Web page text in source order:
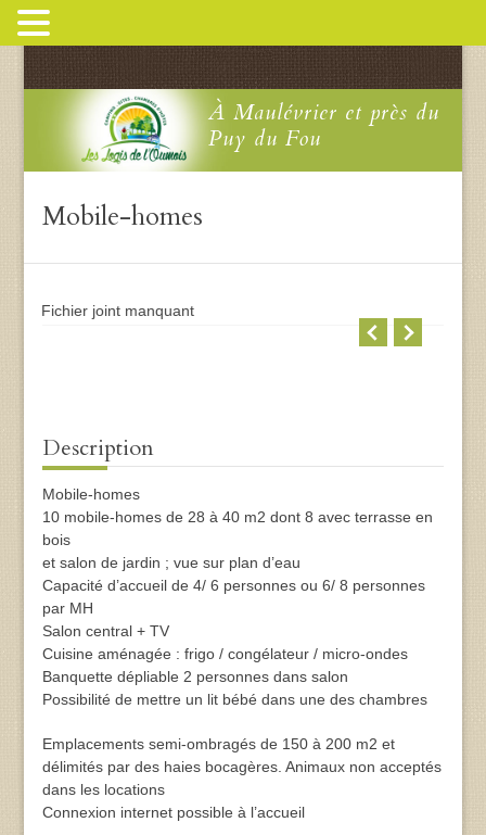
À Maulévrier et près du
Puy du Fou
Mobile-homes
Fichier joint manquant
Description
Mobile-homes
10 mobile-homes de 28 à 40 m2 dont 8 avec terrasse en
bois
et salon de jardin ; vue sur plan d’eau
Capacité d’accueil de 4/ 6 personnes ou 6/ 8 personnes
par MH
Salon central + TV
Cuisine aménagée : frigo / congélateur / micro-ondes
Banquette dépliable 2 personnes dans salon
Possibilité de mettre un lit bébé dans une des chambres
Emplacements semi-ombragés de 150 à 200 m2 et
délimités par des haies bocagères. Animaux non acceptés
dans les locations
Connexion internet possible à l’accueil